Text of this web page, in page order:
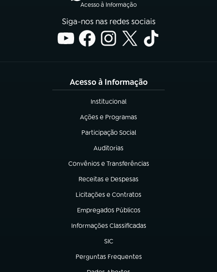
Acesso à Informação
Siga-nos nas redes sociais
Acesso à Informação
Institucional
(abre em nova aba)
Ações e Programas
(abre em nova aba)
Participação Social
(abre em nova aba)
Auditorias
(abre em nova aba)
Convênios e Transferências
(abre em nova aba)
Receitas e Despesas
(abre em nova aba)
Licitações e Contratos
(abre em nova aba)
Empregados Públicos
(abre em nova aba)
Informações Classificadas
(abre em nova aba)
SIC
(abre em nova aba)
Perguntas Frequentes
(abre em nova aba)